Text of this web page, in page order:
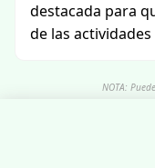
destacada para
de las
NOTA: